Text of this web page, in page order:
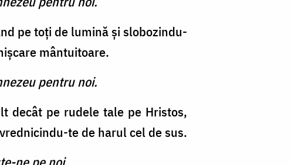
pe toţi de lumină şi slobozindu-
mântuitoare.
pentru noi.
decât pe rudele tale pe Hristos,
te de harul cel de sus.